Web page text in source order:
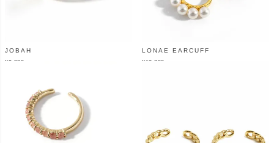
JOBAH
¥9,900
LONAE EARCUFF
¥ 13,200